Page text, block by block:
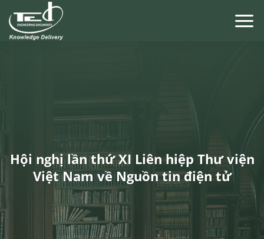
đến
nội
Hội nghị lần thứ XI Liên hiệp Thư viện
Việt Nam về Nguồn tin điện tử